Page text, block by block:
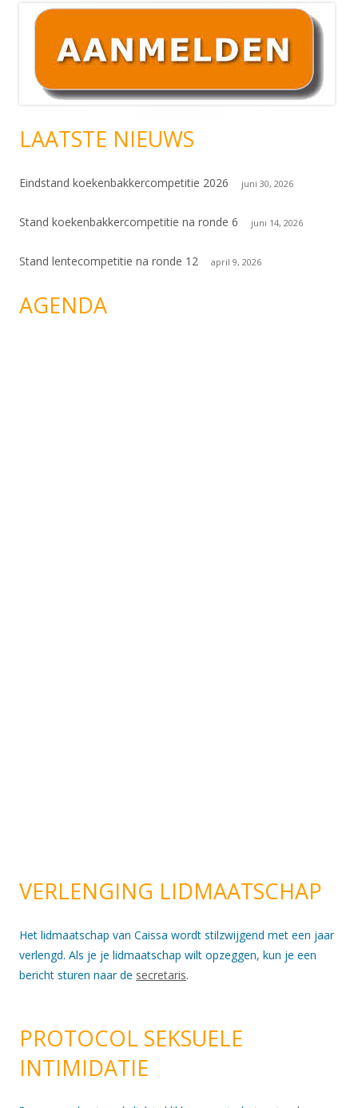
Hoofd
sidebar
LAATSTE NIEUWS
Eindstand koekenbakkercompetitie 2026 juni 30, 2026
Stand koekenbakkercompetitie na ronde 6 juni 14, 2026
Stand lentecompetitie na ronde 12 april 9, 2026
AGENDA
VERLENGING LIDMAATSCHAP
Het lidmaatschap van Caissa wordt stilzwijgend met een jaar
verlengd. Als je je lidmaatschap wilt opzeggen, kun je een
bericht sturen naar de secretaris.
PROTOCOL SEKSUELE
INTIMIDATIE